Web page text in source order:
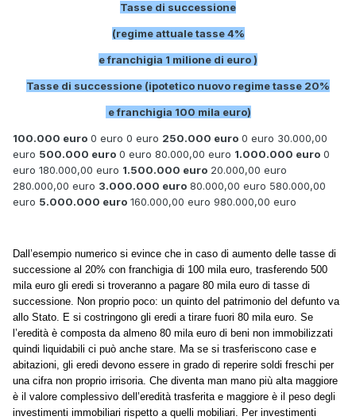
Tasse di successione
(regime attuale tasse 4%
e franchigia 1 milione di euro )
Tasse di successione (ipotetico nuovo regime tasse 20%
e franchigia 100 mila euro)
100.000 euro 0 euro 0 euro 250.000 euro 0 euro 30.000,00
euro 500.000 euro 0 euro 80.000,00 euro 1.000.000 euro 0
euro 180.000,00 euro 1.500.000 euro 20.000,00 euro
280.000,00 euro 3.000.000 euro 80.000,00 euro 580.000,00
euro 5.000.000 euro 160.000,00 euro 980.000,00 euro
Dall’esempio numerico si evince che in caso di aumento delle tasse di
successione al 20% con franchigia di 100 mila euro, trasferendo 500
mila euro gli eredi si troveranno a pagare 80 mila euro di tasse di
successione. Non proprio poco: un quinto del patrimonio del defunto va
allo Stato. E si costringono gli eredi a tirare fuori 80 mila euro. Se
l’eredità è composta da almeno 80 mila euro di beni non immobilizzati
quindi liquidabili ci può anche stare. Ma se si trasferiscono case e
abitazioni, gli eredi devono essere in grado di reperire soldi freschi per
una cifra non proprio irrisoria. Che diventa man mano più alta maggiore
è il valore complessivo dell’eredità trasferita e maggiore è il peso degli
investimenti immobiliari rispetto a quelli mobiliari. Per investimenti